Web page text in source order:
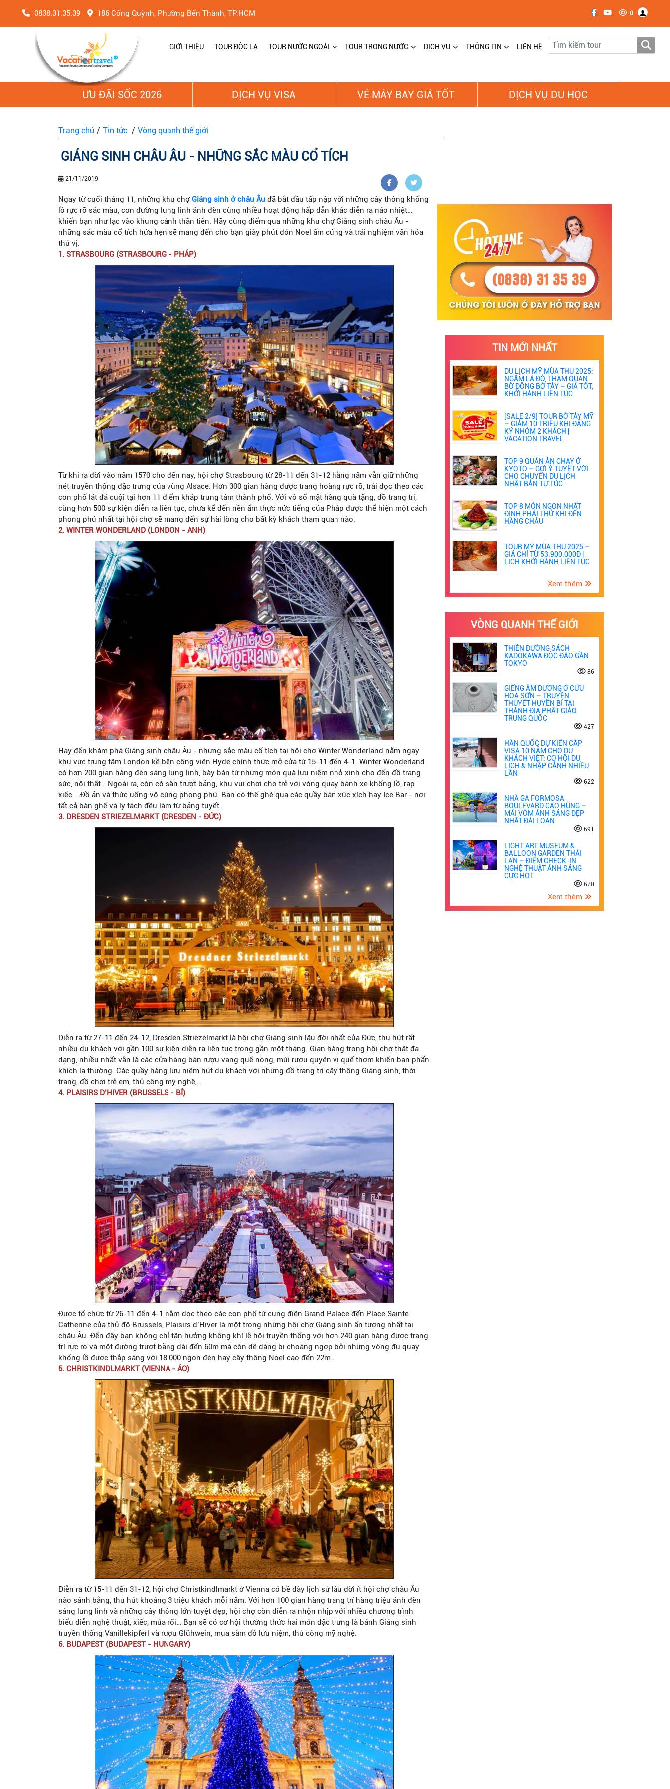
0838.31.35.39 186 Cống Quỳnh, Phường Bến Thành, TP.HCM 0
GIỚI THIỆU TOUR ĐỘC LẠ TOUR NƯỚC NGOÀI TOUR TRONG NƯỚC DỊCH VỤ THÔNG TIN LIÊN HỆ
ƯU ĐÃI SỐC 2026 DỊCH VỤ VISA VÉ MÁY BAY GIÁ TỐT DỊCH VỤ DU HỌC
Trang chủ / Tin tức / Vòng quanh thế giới
GIÁNG SINH CHÂU ÂU - NHỮNG SẮC MÀU CỔ TÍCH
21/11/2019
Ngay từ cuối tháng 11, những khu chợGiáng sinh ở châu Âu đã bắt đầu tấp nập với những cây thông khổng
lồ rực rỡ sắc màu, con đường lung linh ánh đèn cùng nhiều hoạt động hấp dẫn khác diễn ra náo nhiệt…
khiến bạn như lạc vào khung cảnh thần tiên. Hãy cùng điểm qua những khu chợ Giáng sinh châu Âu -
những sắc màu cổ tích hứa hẹn sẽ mang đến cho bạn giây phút đón Noel ấm cúng và trải nghiệm văn hóa
thú vị.
1. STRASBOURG (STRASBOURG - PHÁP)
Từ khi ra đời vào năm 1570 cho đến nay, hội chợ Strasbourg từ 28-11 đến 31-12 hằng năm vẫn giữ những
nét truyền thống đặc trưng của vùng Alsace. Hơn 300 gian hàng được trang hoàng rực rỡ, trải dọc theo các
con phố lát đá cuội tại hơn 11 điểm khắp trung tâm thành phố. Với vô số mặt hàng quà tặng, đồ trang trí,
cùng hơn 500 sự kiện diễn ra liên tục, chưa kể đến nền ẩm thực nức tiếng của Pháp được thể hiện một cách
phong phú nhất tại hội chợ sẽ mang đến sự hài lòng cho bất kỳ khách tham quan nào.
2. WINTER WONDERLAND (LONDON - ANH)
Hãy đến khám phá Giáng sinh châu Âu - những sắc màu cổ tích tại hội chợ Winter Wonderland nằm ngay
khu vực trung tâm London kề bên công viên Hyde chính thức mở cửa từ 15-11 đến 4-1. Winter Wonderland
có hơn 200 gian hàng đèn sáng lung linh, bày bán từ những món quà lưu niệm nhỏ xinh cho đến đồ trang
sức, nội thất… Ngoài ra, còn có sân trượt băng, khu vui chơi cho trẻ với vòng quay bánh xe khổng lồ, rạp
xiếc... Đồ ăn và thức uống vô cùng phong phú. Bạn có thể ghé qua các quầy bán xúc xích hay Ice Bar - nơi
tất cả bàn ghế và ly tách đều làm từ băng tuyết.
3. DRESDEN STRIEZELMARKT (DRESDEN - ĐỨC)
Diễn ra từ 27-11 đến 24-12, Dresden Striezelmarkt là hội chợ Giáng sinh lâu đời nhất của Đức, thu hút rất
nhiều du khách với gần 100 sự kiện diễn ra liên tục trong gần một tháng. Gian hàng trong hội chợ thật đa
dạng, nhiều nhất vẫn là các cửa hàng bán rượu vang quế nóng, mùi rượu quyện vị quế thơm khiến bạn phấn
khích lạ thường. Các quầy hàng lưu niệm hút du khách với những đồ trang trí cây thông Giáng sinh, thời
trang, đồ chơi trẻ em, thủ công mỹ nghệ,…
4. PLAISIRS D’HIVER (BRUSSELS - BỈ)
Được tổ chức từ 26-11 đến 4-1 nằm dọc theo các con phố từ cung điện Grand Palace đến Place Sainte
Catherine của thủ đô Brussels, Plaisirs d’Hiver là một trong những hội chợ Giáng sinh ấn tượng nhất tại
châu Âu. Đến đây bạn không chỉ tận hưởng không khí lễ hội truyền thống với hơn 240 gian hàng được trang
trí rực rỡ và một đường trượt băng dài đến 60m mà còn dễ dàng bị choáng ngợp bởi những vòng đu quay
khổng lồ được thắp sáng với 18.000 ngọn đèn hay cây thông Noel cao đến 22m…
5. CHRISTKINDLMARKT (VIENNA - ÁO)
Diễn ra từ 15-11 đến 31-12, hội chợ Christkindlmarkt ở Vienna có bề dày lịch sử lâu đời ít hội chợ châu Âu
nào sánh bằng, thu hút khoảng 3 triệu khách mỗi năm. Với hơn 100 gian hàng trang trí hàng triệu ánh đèn
sáng lung linh và những cây thông lớn tuyệt đẹp, hội chợ còn diễn ra nhộn nhịp với nhiều chương trình
biểu diễn nghệ thuật, xiếc, múa rối… Bạn sẽ có cơ hội thưởng thức hai món đặc trưng là bánh Giáng sinh
truyền thống Vanillekipferl và rượu Glühwein, mua sắm đồ lưu niệm, thủ công mỹ nghệ.
6. BUDAPEST (BUDAPEST - HUNGARY)
TIN MỚI NHẤT
DU LỊCH MỸ MÙA THU 2025:
NGẮM LÁ ĐỎ, THAM QUAN
BỜ ĐÔNG BỜ TÂY – GIÁ TỐT,
KHỞI HÀNH LIÊN TỤC
[SALE 2/9] TOUR BỜ TÂY MỸ
– GIẢM 10 TRIỆU KHI ĐĂNG
KÝ NHÓM 2 KHÁCH |
VACATION TRAVEL
TOP 9 QUÁN ĂN CHAY Ở
KYOTO – GỢI Ý TUYỆT VỜI
CHO CHUYẾN DU LỊCH
NHẬT BẢN TỰ TÚC
TOP 8 MÓN NGON NHẤT
ĐỊNH PHẢI THỬ KHI ĐẾN
HÀNG CHÂU
TOUR MỸ MÙA THU 2025 –
GIÁ CHỈ TỪ 53.900.000Đ |
LỊCH KHỞI HÀNH LIÊN TỤC
Xem thêm
VÒNG QUANH THẾ GIỚI
THIÊN ĐƯỜNG SÁCH
KADOKAWA ĐỘC ĐÁO GẦN
TOKYO
86
GIẾNG ÂM DƯƠNG Ở CỬU
HOA SƠN – TRUYỀN
THUYẾT HUYỀN BÍ TẠI
THÁNH ĐỊA PHẬT GIÁO
TRUNG QUỐC
427
HÀN QUỐC DỰ KIẾN CẤP
VISA 10 NĂM CHO DU
KHÁCH VIỆT: CƠ HỘI DU
LỊCH & NHẬP CẢNH NHIỀU
LẦN
622
NHÀ GA FORMOSA
BOULEVARD CAO HÙNG –
MÁI VÒM ÁNH SÁNG ĐẸP
NHẤT ĐÀI LOAN
691
LIGHT ART MUSEUM &
BALLOON GARDEN THÁI
LAN – ĐIỂM CHECK-IN
NGHỆ THUẬT ÁNH SÁNG
CỰC HOT
670
Xem thêm